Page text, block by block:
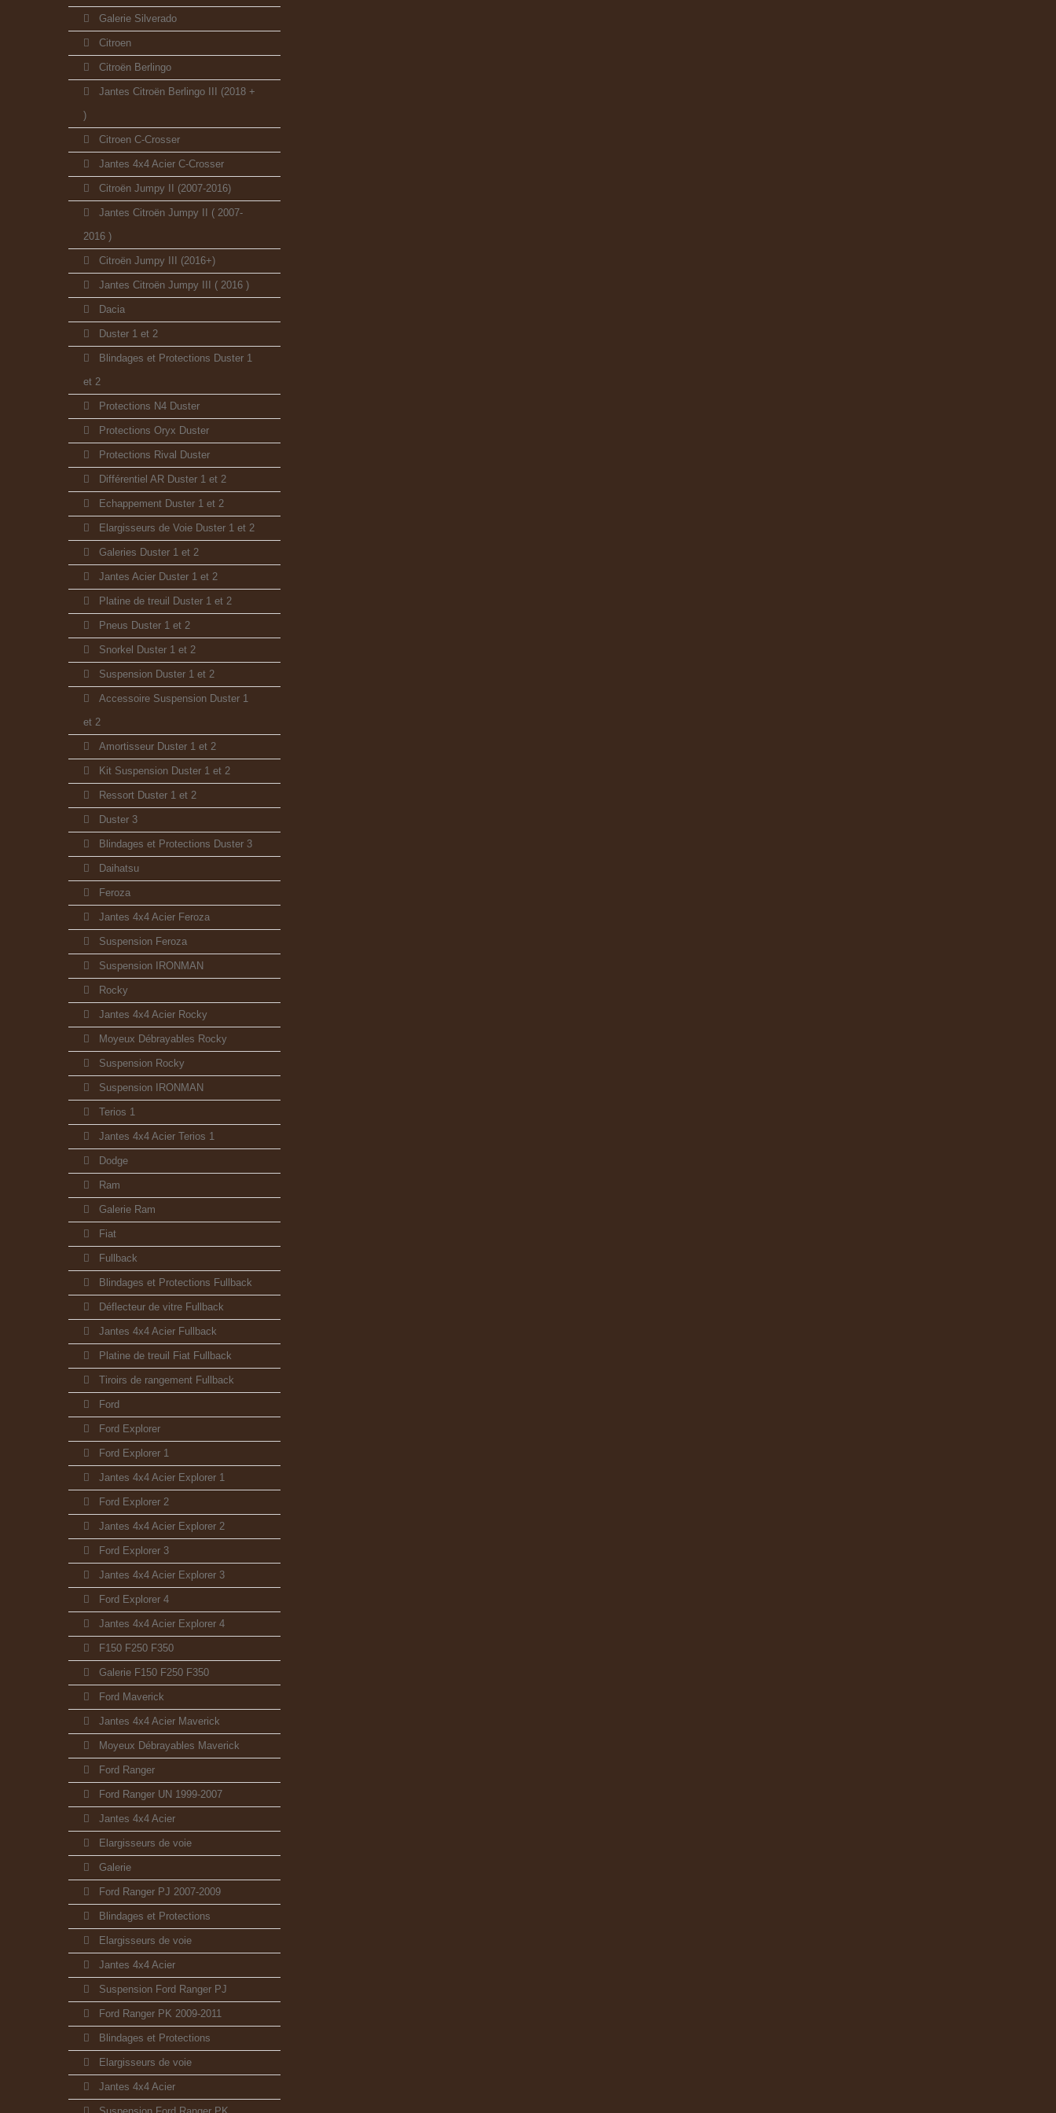
Galerie Silverado
Citroen
Citroën Berlingo
Jantes Citroën Berlingo III (2018 +
)
Citroen C-Crosser
Jantes 4x4 Acier C-Crosser
Citroën Jumpy II (2007-2016)
Jantes Citroën Jumpy II ( 2007-
2016 )
Citroën Jumpy III (2016+)
Jantes Citroën Jumpy III ( 2016 )
Dacia
Duster 1 et 2
Blindages et Protections Duster 1
et 2
Protections N4 Duster
Protections Oryx Duster
Protections Rival Duster
Différentiel AR Duster 1 et 2
Echappement Duster 1 et 2
Elargisseurs de Voie Duster 1 et 2
Galeries Duster 1 et 2
Jantes Acier Duster 1 et 2
Platine de treuil Duster 1 et 2
Pneus Duster 1 et 2
Snorkel Duster 1 et 2
Suspension Duster 1 et 2
Accessoire Suspension Duster 1
et 2
Amortisseur Duster 1 et 2
Kit Suspension Duster 1 et 2
Ressort Duster 1 et 2
Duster 3
Blindages et Protections Duster 3
Daihatsu
Feroza
Jantes 4x4 Acier Feroza
Suspension Feroza
Suspension IRONMAN
Rocky
Jantes 4x4 Acier Rocky
Moyeux Débrayables Rocky
Suspension Rocky
Suspension IRONMAN
Terios 1
Jantes 4x4 Acier Terios 1
Dodge
Ram
Galerie Ram
Fiat
Fullback
Blindages et Protections Fullback
Déflecteur de vitre Fullback
Jantes 4x4 Acier Fullback
Platine de treuil Fiat Fullback
Tiroirs de rangement Fullback
Ford
Ford Explorer
Ford Explorer 1
Jantes 4x4 Acier Explorer 1
Ford Explorer 2
Jantes 4x4 Acier Explorer 2
Ford Explorer 3
Jantes 4x4 Acier Explorer 3
Ford Explorer 4
Jantes 4x4 Acier Explorer 4
F150 F250 F350
Galerie F150 F250 F350
Ford Maverick
Jantes 4x4 Acier Maverick
Moyeux Débrayables Maverick
Ford Ranger
Ford Ranger UN 1999-2007
Jantes 4x4 Acier
Elargisseurs de voie
Galerie
Ford Ranger PJ 2007-2009
Blindages et Protections
Elargisseurs de voie
Jantes 4x4 Acier
Suspension Ford Ranger PJ
Ford Ranger PK 2009-2011
Blindages et Protections
Elargisseurs de voie
Jantes 4x4 Acier